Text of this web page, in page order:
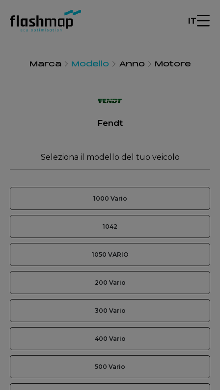
IT
Marca Modello Anno Motore
Fendt
Seleziona il modello del tuo veicolo
1000 Vario
1042
1050 VARIO
200 Vario
300 Vario
400 Vario
500 Vario